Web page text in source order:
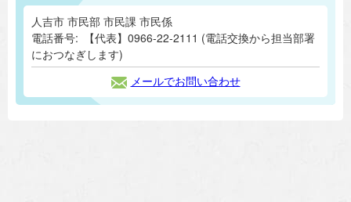
人吉市 市民部 市民課 市民係
電話番号:
【代表】0966-22-2111 (電話交換から担当部署
におつなぎします)
メールでお問い合わせ